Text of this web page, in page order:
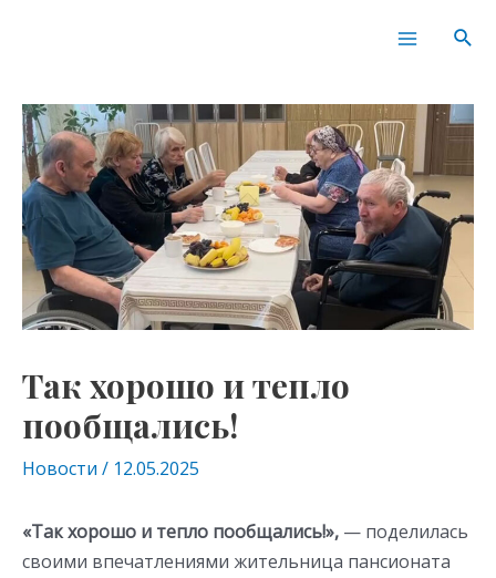
Main
Так хорошо и тепло
пообщались!
Новости / 12.05.2025
«Так хорошо и тепло пообщались!», — поделилась
своими впечатлениями жительница пансионата